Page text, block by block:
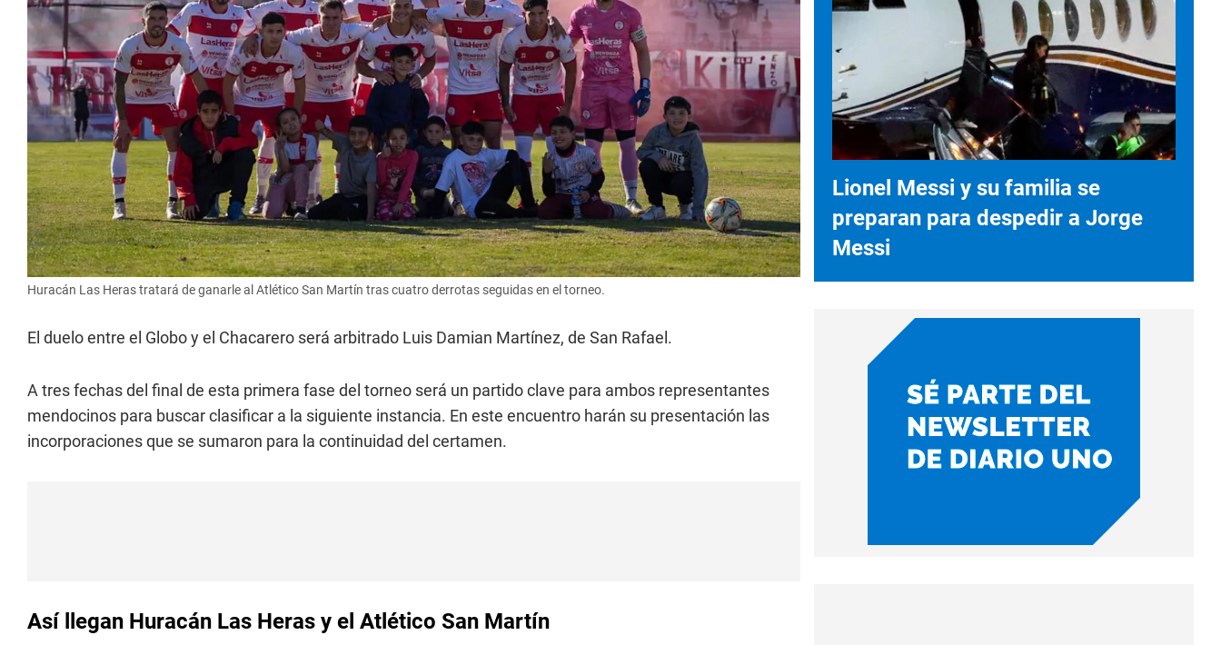
Huracán Las Heras tratará de ganarle al Atlético San Martín tras cuatro derrotas seguidas en el torneo.
El duelo entre el Globo y el Chacarero será arbitrado Luis Damian Martínez, de San Rafael.
A tres fechas del final de esta primera fase del torneo será un partido clave para ambos representantes
mendocinos para buscar clasificar a la siguiente instancia. En este encuentro harán su presentación las
incorporaciones que se sumaron para la continuidad del certamen.
Así llegan Huracán Las Heras y el Atlético San Martín
Lionel Messi y su familia se
preparan para despedir a Jorge
Messi